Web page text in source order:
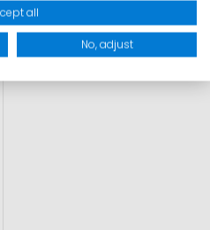
all
No, adjust